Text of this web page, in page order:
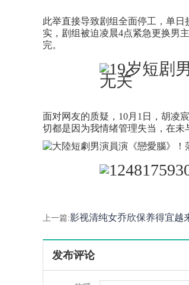
此举直接导致剧组全面停工，单
实，剧组被迫凌晨4点紧急更换男
完。
面对网友的质疑，10月1日，胡凌
切都是因为我情绪管理失当，在
上一篇:影视清纯女乔欣保养得宜越
发布评论